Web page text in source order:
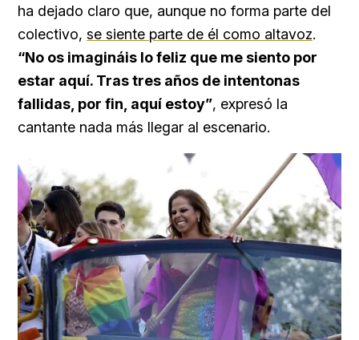
ha dejado claro que, aunque no forma parte del
colectivo, se siente parte de él como altavoz.
“No os imagináis lo feliz que me siento por
estar aquí. Tras tres años de intentonas
fallidas, por fin, aquí estoy”, expresó la
cantante nada más llegar al escenario.